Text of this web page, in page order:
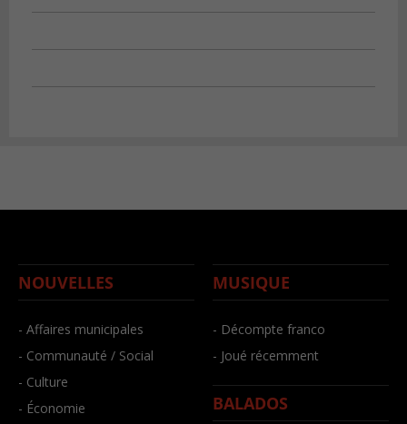
NOUVELLES
- Affaires municipales
- Communauté / Social
- Culture
- Économie
MUSIQUE
- Décompte franco
- Joué récemment
BALADOS